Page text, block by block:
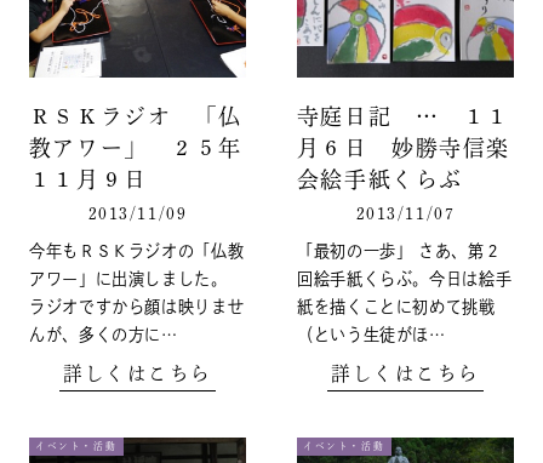
ＲＳＫラジオ 「仏
教アワー」 ２５年
１１月９日
2013/11/09
今年もＲＳＫラジオの「仏教
アワー」に出演しました。
ラジオですから顔は映りませ
んが、多くの方に…
詳しくはこちら
寺庭日記 … １１
月６日 妙勝寺信楽
会絵手紙くらぶ
2013/11/07
「最初の一歩」 さあ、第２
回絵手紙くらぶ。今日は絵手
紙を描くことに初めて挑戦
（という生徒がほ…
詳しくはこちら
イベント・活動 イベント・活動